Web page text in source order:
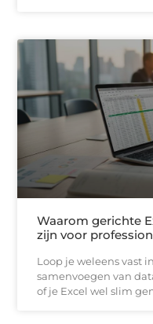
Waarom gerichte
zijn voor
Loop je weleens vast
samenvoegen van
of je Excel wel slim